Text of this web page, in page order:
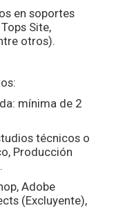
en soportes
Site,
otros).
mínima de 2
técnicos o
Producción
Adobe
(Excluyente),